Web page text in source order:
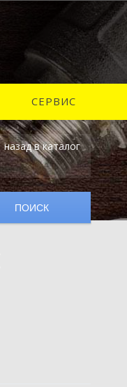
СЕРВИС
назад в каталог